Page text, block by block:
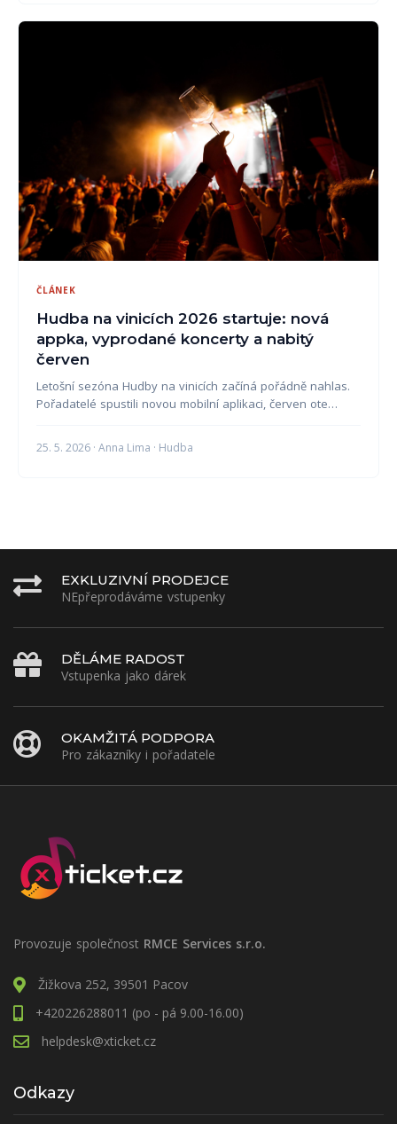
ČLÁNEK
Hudba na vinicích 2026 startuje: nová
appka, vyprodané koncerty a nabitý
červen
Letošní sezóna Hudby na vinicích začíná pořádně nahlas.
Pořadatelé spustili novou mobilní aplikaci, červen ote…
25. 5. 2026 · Anna Lima · Hudba
EXKLUZIVNÍ PRODEJCE
NEpřeprodáváme vstupenky
DĚLÁME RADOST
Vstupenka jako dárek
OKAMŽITÁ PODPORA
Pro zákazníky i pořadatele
Provozuje společnost RMCE Services s.r.o.
Žižkova 252, 39501 Pacov
+420226288011 (po - pá 9.00-16.00)
helpdesk@xticket.cz
Odkazy